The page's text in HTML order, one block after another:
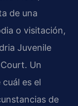
de una
o visitación,
Juvenile
Un
es el
de